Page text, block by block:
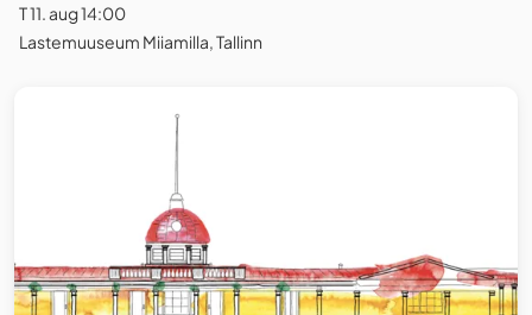
T 11. aug 14:00
Lastemuuseum Miiamilla, Tallinn